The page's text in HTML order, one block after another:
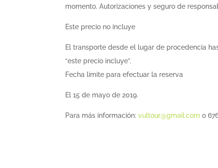
momento. Autorizaciones y seguro de
Este precio no incluye
El transporte desde el lugar de procedencia
“este precio incluye”.
Fecha límite para efectuar la reserva
El 15 de mayo de 2019.
Para más información:vultour@gmail.com o